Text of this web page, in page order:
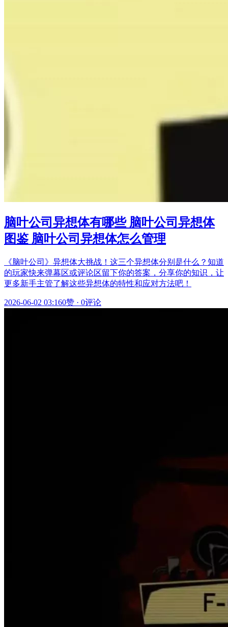
脑叶公司异想体有哪些 脑叶公司异想体
图鉴 脑叶公司异想体怎么管理
《脑叶公司》异想体大挑战！这三个异想体分别是什么？知道
的玩家快来弹幕区或评论区留下你的答案，分享你的知识，让
更多新手主管了解这些异想体的特性和应对方法吧！
2026-06-02 03:160赞 · 0评论